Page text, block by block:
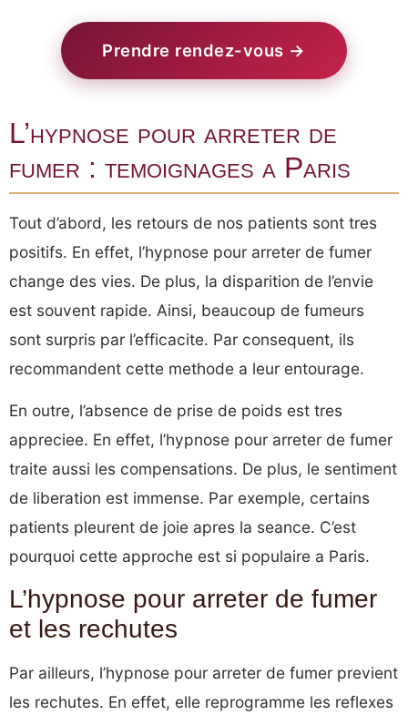
Prendre rendez-vous →
L’hypnose pour arreter de
fumer : temoignages a Paris
Tout d’abord, les retours de nos patients sont tres
positifs. En effet, l’hypnose pour arreter de fumer
change des vies. De plus, la disparition de l’envie
est souvent rapide. Ainsi, beaucoup de fumeurs
sont surpris par l’efficacite. Par consequent, ils
recommandent cette methode a leur entourage.
En outre, l’absence de prise de poids est tres
appreciee. En effet, l’hypnose pour arreter de fumer
traite aussi les compensations. De plus, le sentiment
de liberation est immense. Par exemple, certains
patients pleurent de joie apres la seance. C’est
pourquoi cette approche est si populaire a Paris.
L’hypnose pour arreter de fumer
et les rechutes
Par ailleurs, l’hypnose pour arreter de fumer previent
les rechutes. En effet, elle reprogramme les reflexes